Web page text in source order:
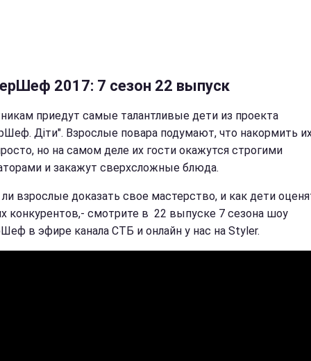
2017: 7 сезон 22 выпуск
приедут самые талантливые дети из проекта
Діти". Взрослые повара подумают, что накормить
но на самом деле их гости окажутся строгими
и закажут сверхсложные блюда.
взрослые доказать свое мастерство, и как дети
конкурентов,- смотрите в 22 выпуске 7 сезона шоу
в эфире канала СТБ и онлайн у нас на Styler.